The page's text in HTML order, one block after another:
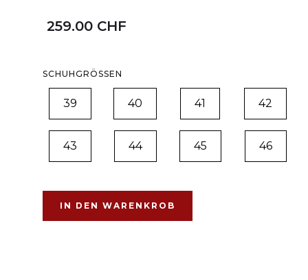
259.00 CHF
SCHUHGRÖSSEN
39 40 41 42
43 44 45 46